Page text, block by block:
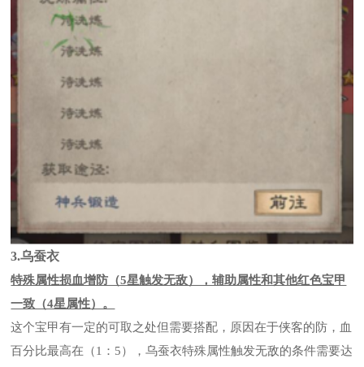
3.乌蚕衣
特殊属性损血增防（5星触发无敌），辅助属性和其他红色宝甲
一致（4星属性）。
这个宝甲有一定的可取之处但需要搭配，原因在于侠客的防，血
百分比最高在（1：5），乌蚕衣特殊属性触发无敌的条件需要达